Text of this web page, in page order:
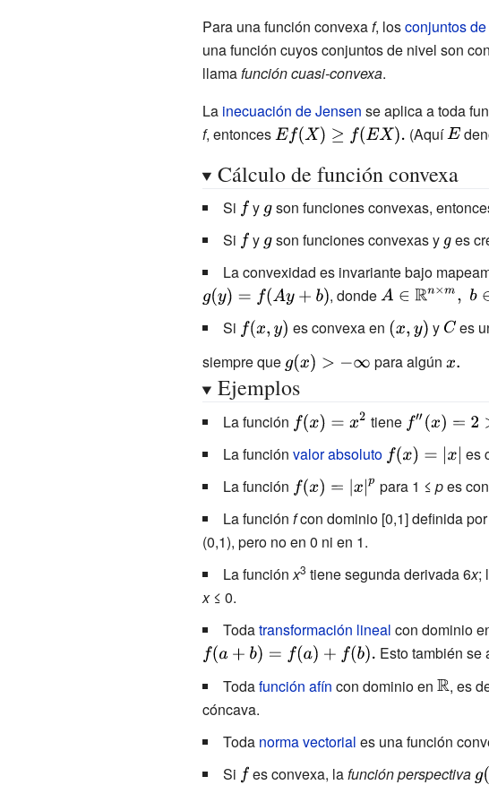
Para una función convexa f, losconjuntos
una función cuyos conjuntos de nivel son
llama función cuasi-convexa.
La inecuación de Jensen se aplica a toda
f, entonces {\displaystyle
f(EX).}
(Aquí
Cálculo de función convexa
Si {\displaystyle
f}
y {\displaystyle
son funciones convexas,
Si {\displaystyle
y {\displaystyle
son funciones convexas y es
La convexidad es invariante bajo
{\displaystyle
g(y)=f(Ay+b)}
, donde{\displaystyle
A\in \mathbb
{R} ^{n\times
m},\;b\in
^{m}.}
Si {\displaystylees convexa en {\displaystyle
y es
siempre que {\displaystyle
g(x)>-\infty }
para algún
Ejemplos
La función {\displaystyle
f(x)=x^{2}}
tiene {\displaystyle
f''(x)=2>0}
La función valor absoluto {\displaystyle
f(x)=|x|}
es
La función {\displaystyle
f(x)=|x|^{p}}
para 1 ≤pes
La función fcon dominio [0,1] definida por
(0,1), pero no en 0 ni en 1.
La funciónx3 tiene segunda derivada 6x;
x≤ 0.
Todatransformación lineal con dominio
Esto también se
Todafunción afín con dominio en , es
cóncava.
Toda norma vectorial es una función
Si {\displaystyle
es convexa, la función perspectiva